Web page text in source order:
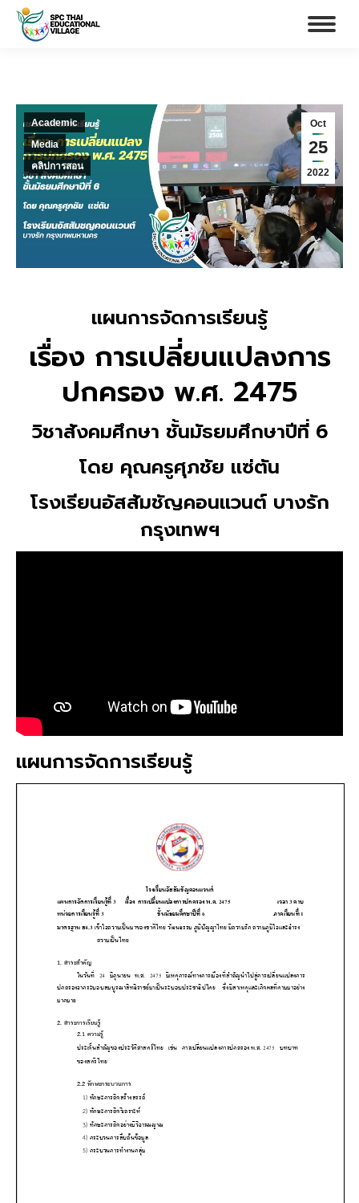
Oct
25
2022
Academic
Media
คลิปการสอน
แผนการจัดการเรียนรู้
เรื่อง การเปลี่ยนแปลงการ
ปกครอง พ.ศ. 2475
วิชาสังคมศึกษา ชั้นมัธยมศึกษาปีที่ 6
โดย คุณครูศุภชัย แซ่ตัน
โรงเรียนอัสสัมชัญคอนแวนต์ บางรัก
กรุงเทพฯ
แผนการจัดการเรียนรู้